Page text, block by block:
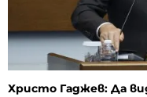
Христо Гаджев: Да